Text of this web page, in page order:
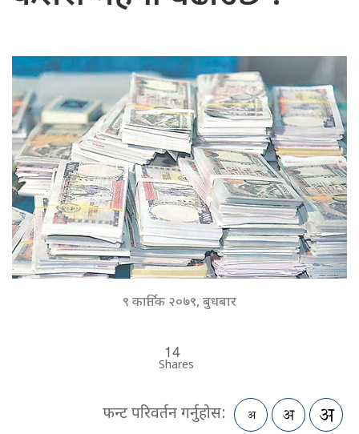
९ कार्तिक २०७९, बुधबार
14
Shares
फन्ट परिवर्तन गर्नुहोस: